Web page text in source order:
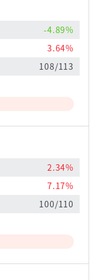
-4.89%
3.64%
108/113
2.34%
7.17%
100/110